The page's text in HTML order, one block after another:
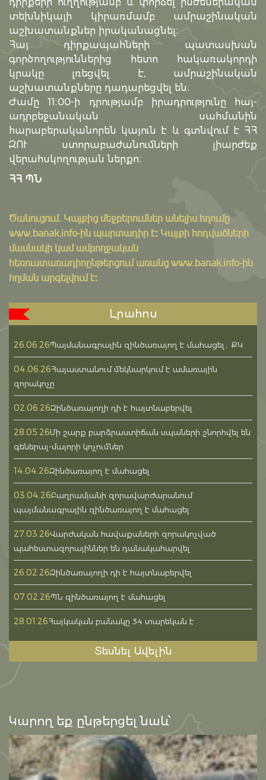
տեխնիկայի կիրառմամբ ամրաշինական
աշխատանքներ իրականացնել։
Հայ դիրքապահների պատասխան
գործողություններից հետո հակառակորդի
կրակը լռեցվել է, ամրաշինական
աշխատանքները դադարեցվել են։
Ժամը 11։00-ի դրությամբ իրադրությունը հայ-
ադրբեջանական սահմանին
հարաբերականորեն կայուն է և գտնվում է ՀՀ
ԶՈՒ ստորաբաժանումների լիարժեք
վերահսկողության ներքո։
ՀՀ ՊՆ
Ծանուցում․ Կայքից մեջբերումներ անելիս հղումը
www.banak.info-ին պարտադիր է: Կայքի հոդվածների
մասնակի կամ ամբողջական
հեռուստառադիոընթերցում առանց www.banak.info-ին
հղման արգելվում է:
Լրահոս
26.06.26Պայմանագրային զինծառայող է մահացել․ ՔԿ
04.06.26Հայաստանում մեկնարկում է ամառային
զորակոչը
02.06.26Զինծառայողի դի է հայտնաբերվել
28.05.26Մի շարք բարձրաստիճան սպաների շնորհվել են
գեներալ-մայորի կոչումներ
14.04.26Զինծառայող է մահացել
03.04.26Բաղրամյանի զորավարժարանում
պայմանագրային զինծառայող է մահացել
27.03.26Վարժական հավաքաների զորակոչված
պահեստազորայիններ են դանակահարվել
26.02.26Զինծառայողի դի է հայտնաբերվել
07.02.26ՊՆ զինծառայող է մահացել
28.01.26Հայկական բանակը 34 տարեկան է
Տեսնել Ավելին
Կարող եք ընթերցել նաև՝